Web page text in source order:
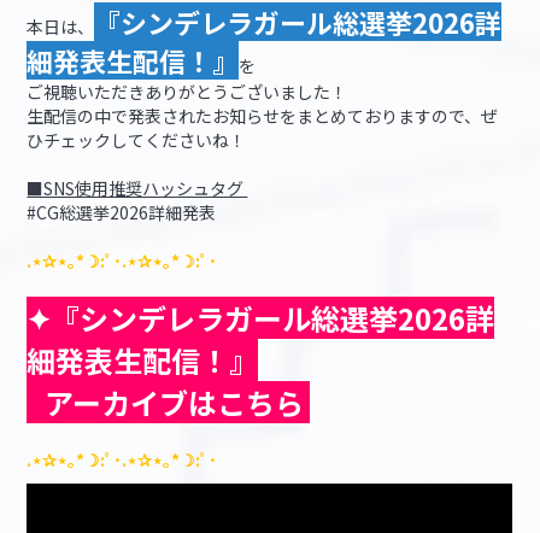
本日は、
『シンデレラガール総選挙2026詳
細発表生配信！』
を
ご視聴いただきありがとうございました！
生配信の中で発表されたお知らせをまとめておりますので、ぜ
ひチェックしてくださいね！
■SNS使用推奨ハッシュタグ
#CG総選挙2026詳細発表
.⋆✰⋆｡*☽:ﾟ･.⋆✰⋆｡*☽:ﾟ･
✦ 『シンデレラガール総選挙2026詳
細発表生配信！』
アーカイブはこちら
.⋆✰⋆｡*☽:ﾟ･.⋆✰⋆｡*☽:ﾟ･